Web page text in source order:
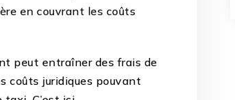
en couvrant les coûts
peut entraîner des frais de
coûts juridiques pouvant